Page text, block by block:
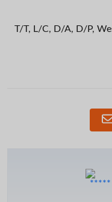
T/T, L/C, D/A, D/P,